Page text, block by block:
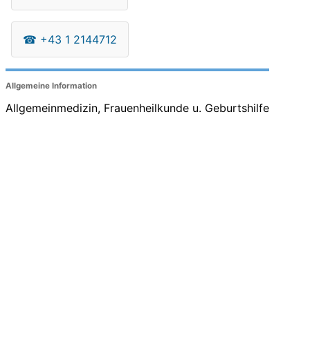
☎ +43 1 2144712
Allgemeine Information
Allgemeinmedizin, Frauenheilkunde u. Geburtshilfe